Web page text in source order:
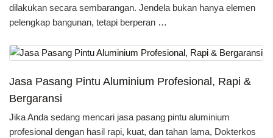
dilakukan secara sembarangan. Jendela bukan hanya elemen
pelengkap bangunan, tetapi berperan …
Jasa Pasang Pintu Aluminium Profesional, Rapi &
Bergaransi
Jika Anda sedang mencari jasa pasang pintu aluminium
profesional dengan hasil rapi, kuat, dan tahan lama, Dokterkos